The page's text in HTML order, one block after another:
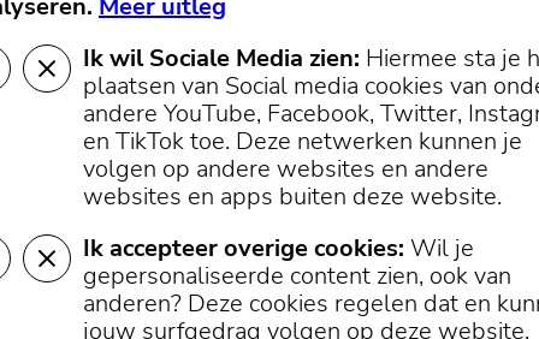
Ik wil Sociale Media zien: Hiermee sta je
plaatsen van Social media cookies van
andere YouTube, Facebook, Twitter,
en TikTok toe. Deze netwerken kunnen je
volgen op andere websites en andere
websites en apps buiten deze website.
Ik accepteer overige cookies: Wil je
gepersonaliseerde content zien, ook van
anderen? Deze cookies regelen dat en
jouw surfgedrag volgen op deze website.